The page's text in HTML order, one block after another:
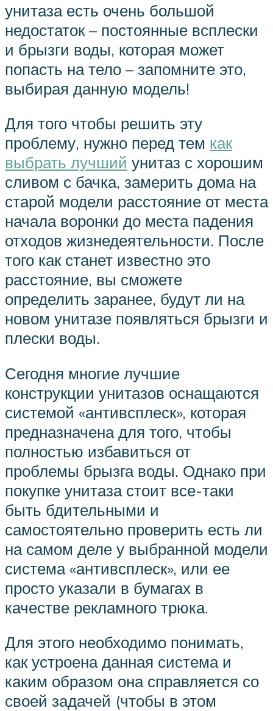
унитаза есть очень большой
недостаток – постоянные всплески
и брызги воды, которая может
попасть на тело – запомните это,
выбирая данную модель!
Для того чтобы решить эту
проблему, нужно перед тем как
выбрать лучший унитаз с хорошим
сливом с бачка, замерить дома на
старой модели расстояние от места
начала воронки до места падения
отходов жизнедеятельности. После
того как станет известно это
расстояние, вы сможете
определить заранее, будут ли на
новом унитазе появляться брызги и
плески воды.
Сегодня многие лучшие
конструкции унитазов оснащаются
системой «антивсплеск», которая
предназначена для того, чтобы
полностью избавиться от
проблемы брызга воды. Однако при
покупке унитаза стоит все-таки
быть бдительными и
самостоятельно проверить есть ли
на самом деле у выбранной модели
система «антивсплеск», или ее
просто указали в бумагах в
качестве рекламного трюка.
Для этого необходимо понимать,
как устроена данная система и
каким образом она справляется со
своей задачей (чтобы в этом